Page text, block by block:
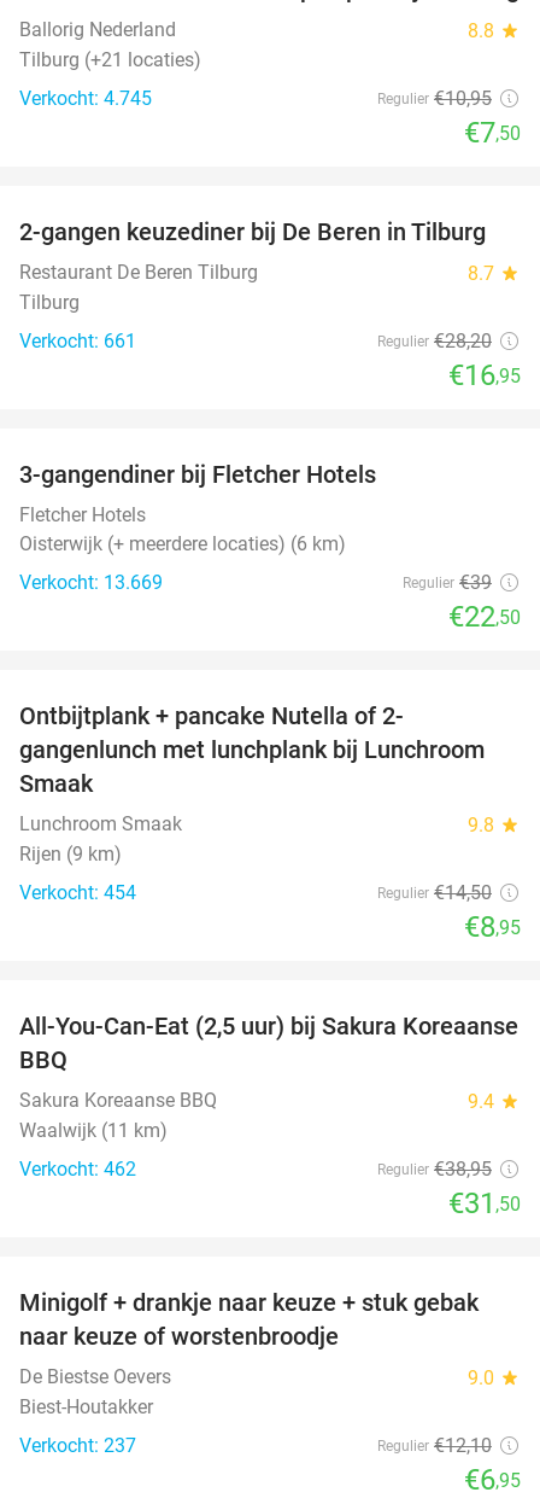
Ballorig Nederland 8.8 star
Tilburg (+21 locaties)
Verkocht: 4.745
Regulier €10,95
€7,50
40%
2-gangen keuzediner bij De Beren in Tilburg
Restaurant De Beren Tilburg 8.7 star
Tilburg
Verkocht: 661
Regulier €28,20
€16,95
3-gangendiner bij Fletcher Hotels
Fletcher Hotels
Oisterwijk (+ meerdere locaties) (6 km)
Verkocht: 13.669
Regulier €39
€22,50
Ontbijtplank + pancake Nutella of 2-
gangenlunch met lunchplank bij Lunchroom
Smaak
Lunchroom Smaak 9.8 star
Rijen (9 km)
Verkocht: 454
Regulier €14,50
€8,95
19%
All-You-Can-Eat (2,5 uur) bij Sakura Koreaanse
BBQ
Sakura Koreaanse BBQ 9.4 star
Waalwijk (11 km)
Verkocht: 462
Regulier €38,95
€31 ,50
43%
Minigolf + drankje naar keuze + stuk gebak
naar keuze of worstenbroodje
De Biestse Oevers 9.0 star
Biest-Houtakker
Verkocht: 237
Regulier €12,10
€6,95